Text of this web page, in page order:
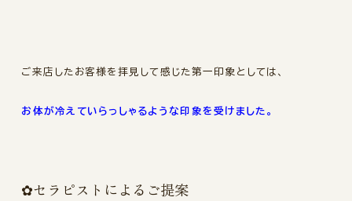
ご来店したお客様を拝見して感じた第一印象としては、
お体が冷えていらっしゃるような印象を受けました。
✿セラピストによるご提案